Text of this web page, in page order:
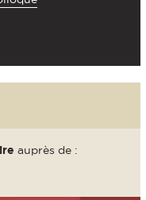
auprès de :